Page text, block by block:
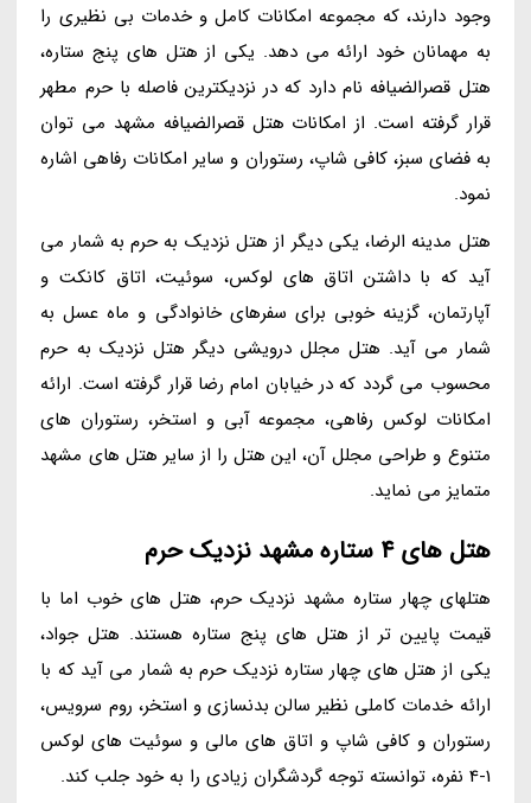
وجود دارند، که مجموعه امکانات کامل و خدمات بی نظیری را
به مهمانان خود ارائه می دهد. یکی از هتل های پنج ستاره،
هتل قصرالضیافه نام دارد که در نزدیکترین فاصله با حرم مطهر
قرار گرفته است. از امکانات هتل قصرالضیافه مشهد می توان
به فضای سبز، کافی شاپ، رستوران و سایر امکانات رفاهی اشاره
نمود.
هتل مدینه الرضا، یکی دیگر از هتل نزدیک به حرم به شمار می
آید که با داشتن اتاق های لوکس، سوئیت، اتاق کانکت و
آپارتمان، گزینه خوبی برای سفرهای خانوادگی و ماه عسل به
شمار می آید. هتل مجلل درویشی دیگر هتل نزدیک به حرم
محسوب می گردد که در خیابان امام رضا قرار گرفته است. ارائه
امکانات لوکس رفاهی، مجموعه آبی و استخر، رستوران های
متنوع و طراحی مجلل آن، این هتل را از سایر هتل های مشهد
متمایز می نماید.
هتل های 4 ستاره مشهد نزدیک حرم
هتلهای چهار ستاره مشهد نزدیک حرم، هتل های خوب اما با
قیمت پایین تر از هتل های پنج ستاره هستند. هتل جواد،
یکی از هتل های چهار ستاره نزدیک حرم به شمار می آید که با
ارائه خدمات کاملی نظیر سالن بدنسازی و استخر، روم سرویس،
رستوران و کافی شاپ و اتاق های مالی و سوئیت های لوکس
1-4 نفره، توانسته توجه گردشگران زیادی را به خود جلب کند.